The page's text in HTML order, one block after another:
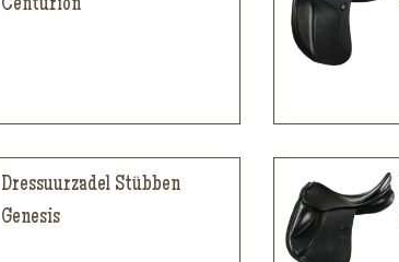
Centurion
Dressuurzadel Stübben
Genesis